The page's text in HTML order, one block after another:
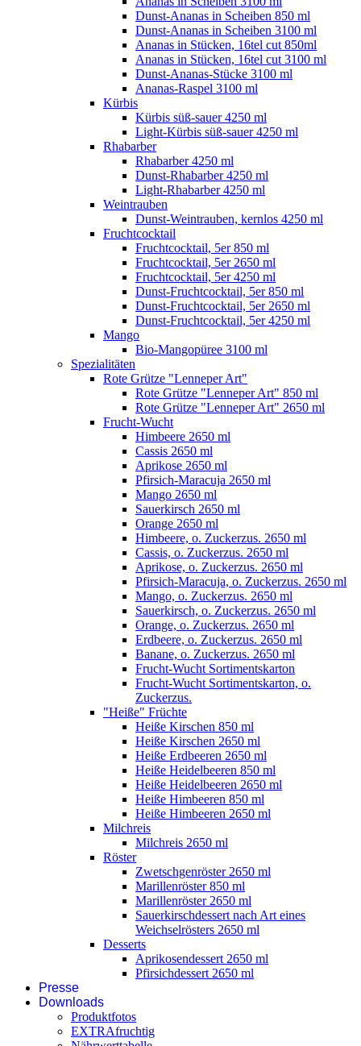
Dunst-Ananas in Scheiben 850 ml
Dunst-Ananas in Scheiben 3100 ml
Ananas in Stücken, 16tel cut 850ml
Ananas in Stücken, 16tel cut 3100 ml
Dunst-Ananas-Stücke 3100 ml
Ananas-Raspel 3100 ml
Kürbis
Kürbis süß-sauer 4250 ml
Light-Kürbis süß-sauer 4250 ml
Rhabarber
Rhabarber 4250 ml
Dunst-Rhabarber 4250 ml
Light-Rhabarber 4250 ml
Weintrauben
Dunst-Weintrauben, kernlos 4250 ml
Fruchtcocktail
Fruchtcocktail, 5er 850 ml
Fruchtcocktail, 5er 2650 ml
Fruchtcocktail, 5er 4250 ml
Dunst-Fruchtcocktail, 5er 850 ml
Dunst-Fruchtcocktail, 5er 2650 ml
Dunst-Fruchtcocktail, 5er 4250 ml
Mango
Bio-Mangopüree 3100 ml
Spezialitäten
Rote Grütze "Lenneper Art"
Rote Grütze "Lenneper Art" 850 ml
Rote Grütze "Lenneper Art" 2650 ml
Frucht-Wucht
Himbeere 2650 ml
Cassis 2650 ml
Aprikose 2650 ml
Pfirsich-Maracuja 2650 ml
Mango 2650 ml
Sauerkirsch 2650 ml
Orange 2650 ml
Himbeere, o. Zuckerzus. 2650 ml
Cassis, o. Zuckerzus. 2650 ml
Aprikose, o. Zuckerzus. 2650 ml
Pfirsich-Maracuja, o. Zuckerzus. 2650 ml
Mango, o. Zuckerzus. 2650 ml
Sauerkirsch, o. Zuckerzus. 2650 ml
Orange, o. Zuckerzus. 2650 ml
Erdbeere, o. Zuckerzus. 2650 ml
Banane, o. Zuckerzus. 2650 ml
Frucht-Wucht Sortimentskarton
Frucht-Wucht Sortimentskarton, o.
Zuckerzus.
"Heiße" Früchte
Heiße Kirschen 850 ml
Heiße Kirschen 2650 ml
Heiße Erdbeeren 2650 ml
Heiße Heidelbeeren 850 ml
Heiße Heidelbeeren 2650 ml
Heiße Himbeeren 850 ml
Heiße Himbeeren 2650 ml
Milchreis
Milchreis 2650 ml
Röster
Zwetschgenröster 2650 ml
Marillenröster 850 ml
Marillenröster 2650 ml
Sauerkirschdessert nach Art eines
Weichselrösters 2650 ml
Desserts
Aprikosendessert 2650 ml
Pfirsichdessert 2650 ml
Presse
Downloads
Produktfotos
EXTRAfruchtig